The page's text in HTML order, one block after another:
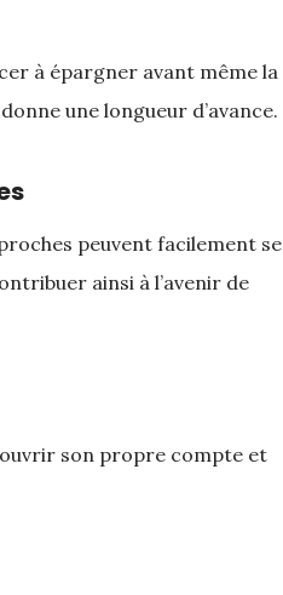
à épargner avant même la
une longueur d’avance.
peuvent facilement se
ainsi à l’avenir de
son propre compte et